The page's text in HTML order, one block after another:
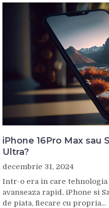
iPhone 16Pro Max sau
Ultra?
decembrie 31, 2024
Intr-o era in care
avanseaza rapid, iPhone si
de piata, fiecare cu propria...